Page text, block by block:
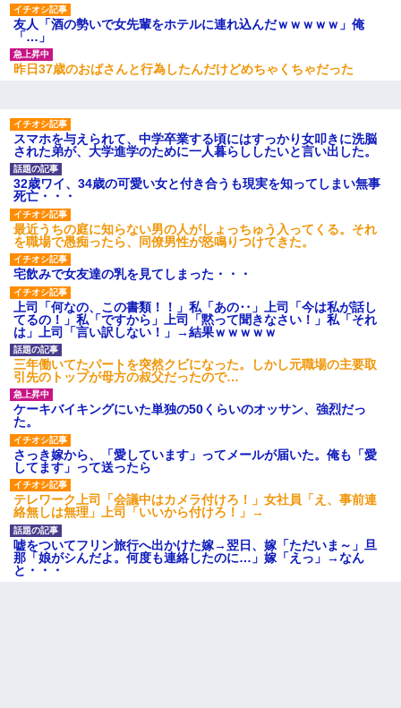
友人「酒の勢いで女先輩をホテルに連れ込んだｗｗｗｗｗ」俺
「…」
昨日37歳のおばさんと行為したんだけどめちゃくちゃだった
スマホを与えられて、中学卒業する頃にはすっかり女叩きに洗脳
された弟が、大学進学のために一人暮らししたいと言い出した。
32歳ワイ、34歳の可愛い女と付き合うも現実を知ってしまい無事
死亡・・・
最近うちの庭に知らない男の人がしょっちゅう入ってくる。それ
を職場で愚痴ったら、同僚男性が怒鳴りつけてきた。
宅飲みで女友達の乳を見てしまった・・・
上司「何なの、この書類！！」私「あの‥」上司「今は私が話し
てるの！」私「ですから」上司「黙って聞きなさい！」私「それ
は」上司「言い訳しない！」→結果ｗｗｗｗｗ
三年働いてたパートを突然クビになった。しかし元職場の主要取
引先のトップが母方の叔父だったので…
ケーキバイキングにいた単独の50くらいのオッサン、強烈だっ
た。
さっき嫁から、「愛しています」ってメールが届いた。俺も「愛
してます」って送ったら
テレワーク上司「会議中はカメラ付けろ！」女社員「え、事前連
絡無しは無理」上司「いいから付けろ！」→
嘘をついてフリン旅行へ出かけた嫁→翌日、嫁「ただいま～」旦
那「娘がシんだよ。何度も連絡したのに…」嫁「えっ」→なん
と・・・